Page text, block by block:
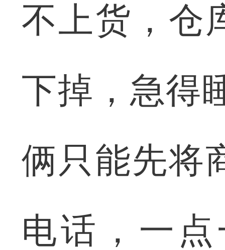
不上货，仓
下掉，急得
俩只能先将
电话，一